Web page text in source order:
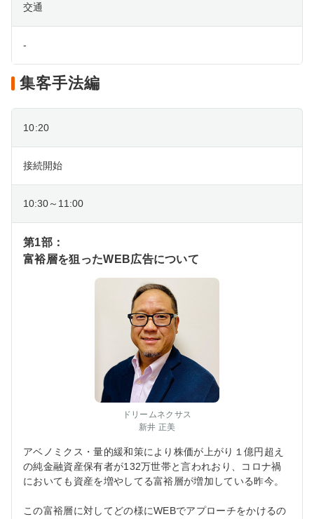
交通
-
集客手法編
10:20
接続開始
10:30～11:00
第1部：
富裕層を狙ったWEB広告について
ドリームネクサス
新井 正美
アベノミクス・量的緩和策により株価が上がり１億円超え
の純金融資産保有者が132万世帯と言われおり、コロナ禍
においても資産を増やしてる富裕層が増加している昨今。
この富裕層に対してどの様にWEBでアプローチをかけるの